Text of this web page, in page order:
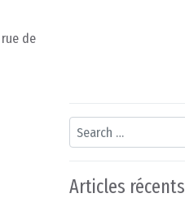
de
Search
Articles récents